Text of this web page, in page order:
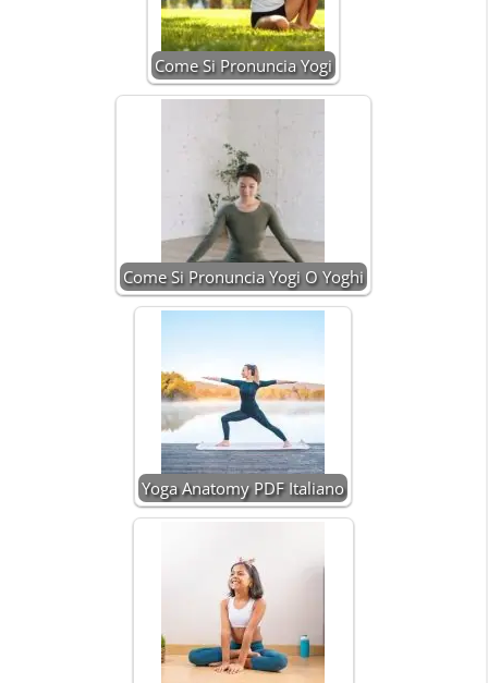
Come Si Pronuncia Yogi
Come Si Pronuncia Yogi O Yoghi
Yoga Anatomy PDF Italiano